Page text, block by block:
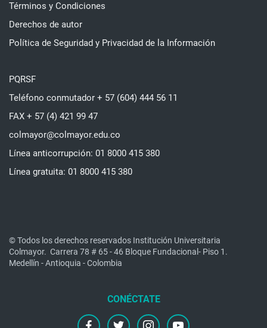
Términos y Condiciones
Derechos de autor
Política de Seguridad y Privacidad de la Información
PQRSF
Teléfono conmutador + 57 (604) 444 56 11
FAX + 57 (4) 421 99 47
colmayor@colmayor.edu.co
Línea anticorrupción: 01 8000 415 380
Línea gratuita: 01 8000 415 380
© Todos los derechos reservados Institución Universitaria
Colmayor. Carrera 78 # 65 - 46 Bloque Fundacional- Piso 1.
Medellín - Antioquia - Colombia